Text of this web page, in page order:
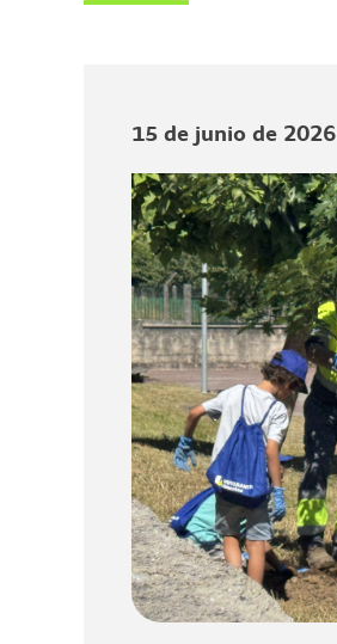
15 de junio de 2026